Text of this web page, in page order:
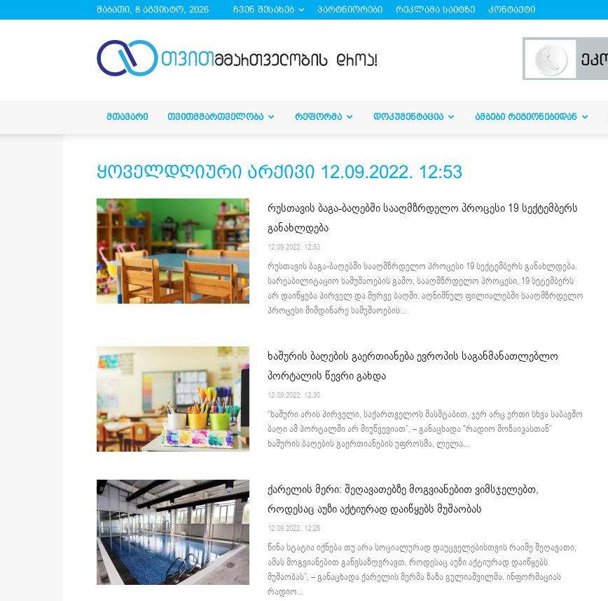
შაბათი, 8 აგვისტო, 2026 ჩვენ შესახებ პარტნიორები რეკლამა საიტზე კონტაქტი
ᲛᲗᲐᲕᲐᲠᲘ ᲗᲕᲘᲗᲛᲛᲐᲠᲗᲕᲔᲚᲝᲑᲐ ᲠᲔᲤᲝᲠᲛᲐ ᲓᲝᲙᲣᲛᲔᲜᲢᲐᲪᲘᲐ ᲐᲛᲑᲔᲑᲘ ᲠᲔᲒᲘᲝᲜᲔᲑᲘᲓᲐᲜ
ყოველდღიური არქივი 12.09.2022. 12:53
რუსთავის ბაგა-ბაღებში სააღმზრდელო პროცესი 19 სექტემბერს
განახლდება
12.09.2022. 12:53
რუსთავის ბაგა-ბაღებში სააღმზრდელო პროცესი 19 სექტემბერს განახლდება.
სარეაბილიტაციო სამუშაოების გამო, სააღმზრდელო პროცესი, 19 სეტემბერს
არ დაიწყება პირველ და მერვე ბაღში. აღნიშნულ ფილიალებში სააღმზრდელო
პროცესი მიმდინარე სამუშაოების...
ხაშურის ბაღების გაერთიანება ევროპის საგანმანათლებლო
პორტალის წევრი გახდა
12.09.2022. 12:30
“ხაშური არის პირველი, საქართველოს მასშტაბით, ჯერ არც ერთი სხვა საბავშო
ბაღი ამ პორტალში არ მიუწვევიათ”, – განაცხადა "რადიო მოზაიკასთან”
ხაშურის ბაღების გაერთიანების უფროსმა, ლელა...
ქარელის მერი: შეღავათებზე მოგვიანებით ვიმსჯელებთ,
როდესაც აუზი აქტიურად დაიწყებს მუშაობას
12.09.2022. 12:25
წინა სტატია იქნება თუ არა სოციალურად დაუცველებისთვის რაიმე შეღავათი,
ამას მოგვიანებით განვსაზღვრავთ, როდესაც აუზი აქტიურად დაიწყებს
მუშაობას”, – განაცხადა ქარელის მერმა ზაზა გულიაშვილმა. ინფორმაციას
რადიო...